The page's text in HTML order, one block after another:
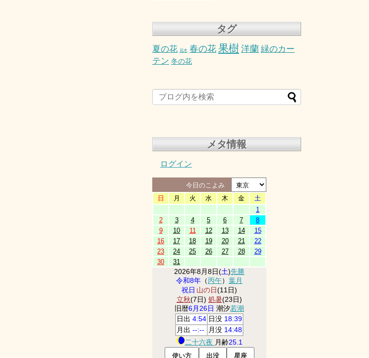
タグ
夏の花 花木 春の花果樹 洋蘭 緑のカー
テン 冬の花
メタ情報
ログイン
今日のこよみ
日
月 火 水 木 金
土
1
2
3 4 5 6 7
8
9
10 11 12 13 14
15
16
17 18 19 20 21
22
23
24 25 26 27 28
29
30
31
2026年8月8日(土)先勝
令和8年 （丙午） 葉月
祝日 山の日(11日)
立秋(7日) 処暑(23日)
旧暦6月26日 潮汐若潮
日出 4:54 日没 18:39
月出 --:-- 月没 14:48
二十六夜 月齢25.1